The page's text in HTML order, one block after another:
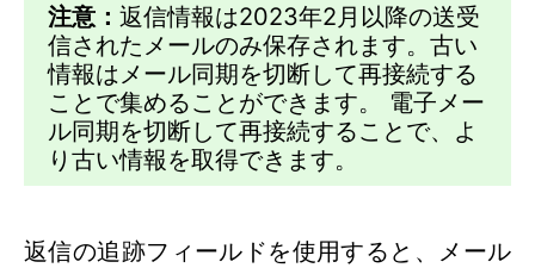
注意： 返信情報は2023年2月以降の送受
信されたメールのみ保存されます。古い
情報はメール同期を切断して再接続する
ことで集めることができます。 電子メー
ル同期を切断して再接続することで、よ
り古い情報を取得できます。
返信の追跡フィールドを使用すると、メール